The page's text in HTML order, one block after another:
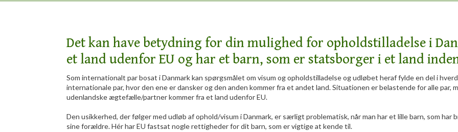
​Det kan have betydning for din mulighed for opholdstilladelse i
et land udenfor EU og har et barn, som er statsborger i et land
Som internationalt par bosat i Danmark kan spørgsmålet om visum og opholdstilladelse og udløbet heraf fylde en del i
internationale par, hvor den ene er dansker og den anden kommer fra et andet land. Situationen er belastende for alle par,
udenlandske ægtefælle/partner kommer fra et land udenfor EU.
Den usikkerhed, der følger med udløb af ophold/visum i Danmark, er særligt problematisk, når man har et lille barn, som har
sine forældre. Hér har EU fastsat nogle rettigheder for dit barn, som er vigtige at kende til.